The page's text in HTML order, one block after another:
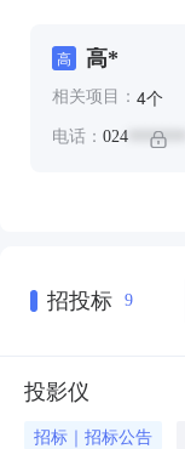
高 高*
相关项目： 4个
电话： 024 *******
招投标 9
投影仪
招标｜招标公告